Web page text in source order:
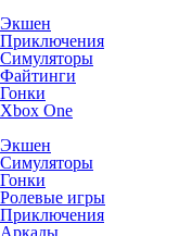
Экшен
Приключения
Симуляторы
Файтинги
Гонки
Xbox One
Экшен
Симуляторы
Гонки
Ролевые игры
Приключения
Аркады